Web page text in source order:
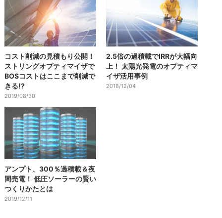
コスト削減の見積もり公開！
ストリングオプティマイザで
BOSコストはここまで削減で
きる!?
2019/08/30
2.5倍の過積載でIRRが大幅向
上！ 太陽光発電のオプティマ
イザ活用事例
2018/12/04
アンプト、300％過積載＆夜
間売電！ 低圧ソーラーの賢い
つくりかたとは
2019/12/11